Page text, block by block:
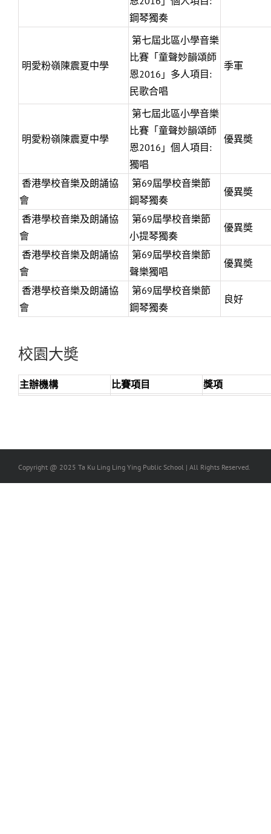
鋼琴獨奏
明愛粉嶺陳震夏中學
第七屆北區小學音樂
比賽「童聲妙韻頌師
恩2016」多人項目:
民歌合唱
季軍
明愛粉嶺陳震夏中學
第七屆北區小學音樂
比賽「童聲妙韻頌師
恩2016」個人項目:
獨唱
優異奬
香港學校音樂及朗誦協
會
第69屆學校音樂節
鋼琴獨奏
優異奬
香港學校音樂及朗誦協
會
第69屆學校音樂節
小提琴獨奏
優異奬
香港學校音樂及朗誦協
會
第69屆學校音樂節
聲樂獨唱
優異奬
香港學校音樂及朗誦協
會
第69屆學校音樂節
鋼琴獨奏
良好
校園大奬
主辦機構 比賽項目 獎項
Copyright @ 2025 Ta Ku Ling Ling Ying Public School | All Rights Reserved.